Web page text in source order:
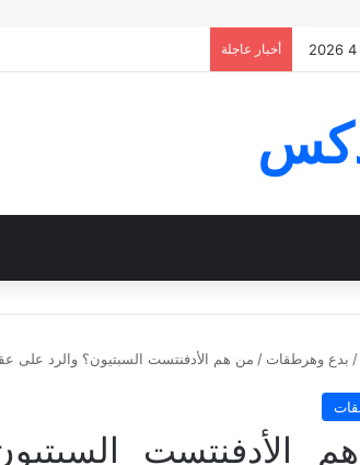
أخبار عاجلة
/ بدع وهرطقات / من هم الأدفنتست السبتيون؟ والرد على
الأدفنتست